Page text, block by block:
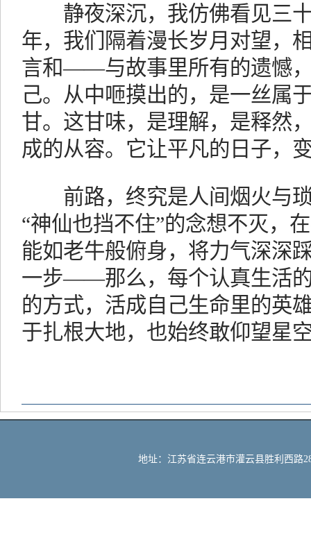
静夜深沉，我仿佛看见三十
年，我们隔着漫长岁月对望，
言和——与故事里所有的遗憾
己。从中咂摸出的，是一丝属
甘。这甘味，是理解，是释然
成的从容。它让平凡的日子，
前路，终究是人间烟火与琐
“神仙也挡不住”的念想不灭，
能如老牛般俯身，将力气深深
一步——那么，每个认真生活
的方式，活成自己生命里的英
于扎根大地，也始终敢仰望星
地址：江苏省连云港市灌云县胜利西